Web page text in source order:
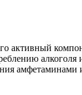
активный